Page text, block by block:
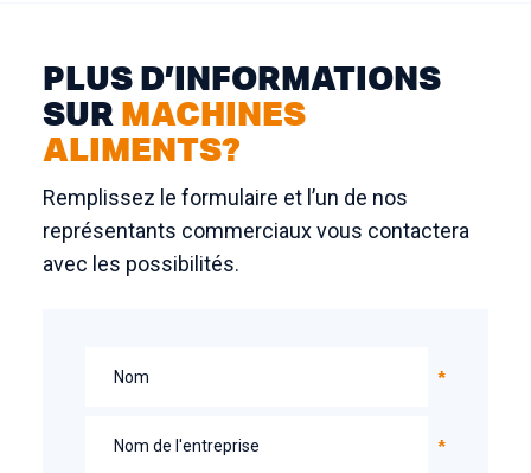
PLUS D’INFORMATIONS
SURMACHINES
ALIMENTS?
Remplissez le formulaire et l’un de nos
représentants commerciaux vous contactera
avec les possibilités.
Nom
Nom de l'entreprise